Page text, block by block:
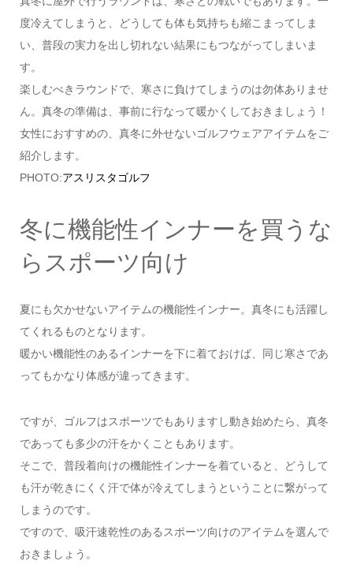
度冷えてしまうと、どうしても体も気持ちも縮こまってしま
い、普段の実力を出し切れない結果にもつながってしまいま
す。
楽しむべきラウンドで、寒さに負けてしまうのは勿体ありませ
ん。真冬の準備は、事前に行なって暖かくしておきましょう！
女性におすすめの、真冬に外せないゴルフウェアアイテムをご
紹介します。
PHOTO:アスリスタゴルフ
冬に機能性インナーを買うな
らスポーツ向け
夏にも欠かせないアイテムの機能性インナー。真冬にも活躍し
てくれるものとなります。
暖かい機能性のあるインナーを下に着ておけば、同じ寒さであ
ってもかなり体感が違ってきます。
ですが、ゴルフはスポーツでもありますし動き始めたら、真冬
であっても多少の汗をかくこともあります。
そこで、普段着向けの機能性インナーを着ていると、どうして
も汗が乾きにくく汗で体が冷えてしまうということに繋がって
しまうのです。
ですので、吸汗速乾性のあるスポーツ向けのアイテムを選んで
おきましょう。